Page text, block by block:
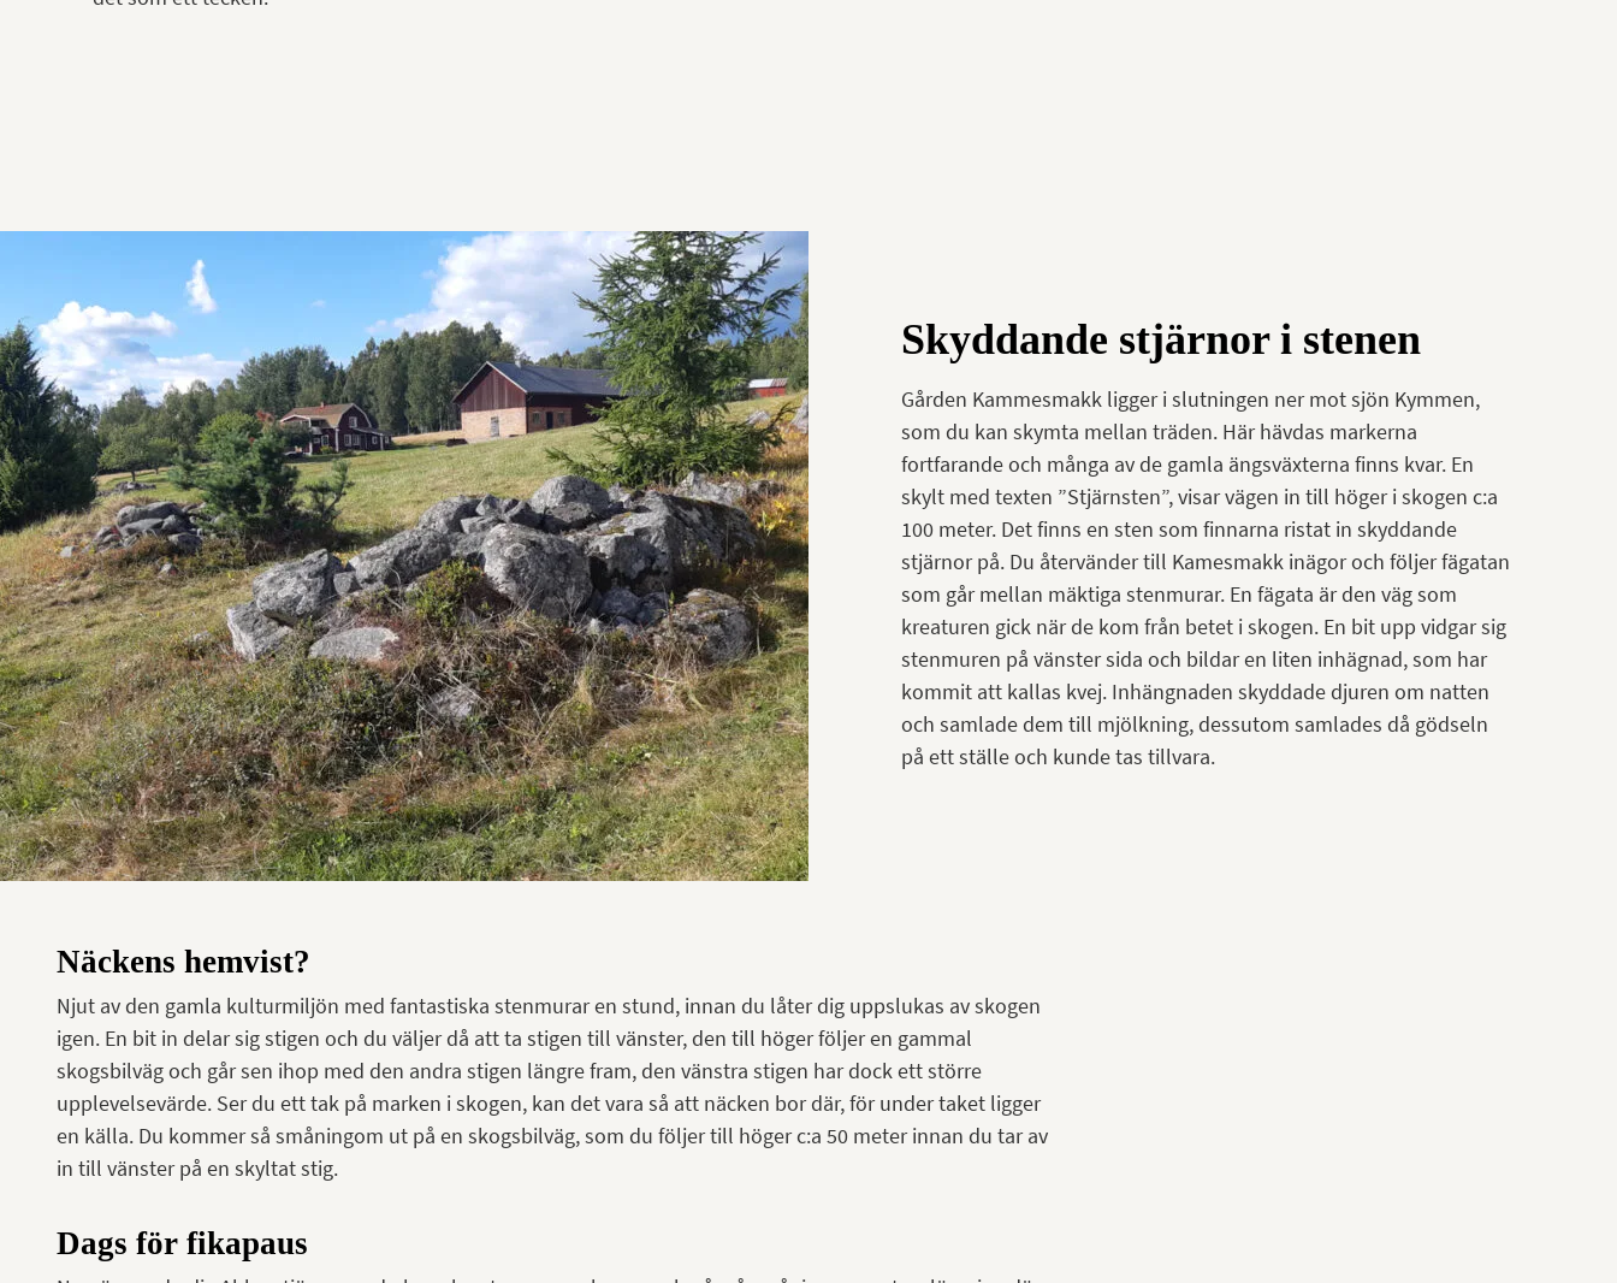
Skyddande stjärnor i stenen
Gården Kammesmakk ligger i slutningen ner mot sjön Kymmen,
som du kan skymta mellan träden. Här hävdas markerna
fortfarande och många av de gamla ängsväxterna finns kvar. En
skylt med texten ”Stjärnsten”, visar vägen in till höger i skogen c:a
100 meter. Det finns en sten som finnarna ristat in skyddande
stjärnor på. Du återvänder till Kamesmakk inägor och följer fägatan
som går mellan mäktiga stenmurar. En fägata är den väg som
kreaturen gick när de kom från betet i skogen. En bit upp vidgar sig
stenmuren på vänster sida och bildar en liten inhägnad, som har
kommit att kallas kvej. Inhängnaden skyddade djuren om natten
och samlade dem till mjölkning, dessutom samlades då gödseln
på ett ställe och kunde tas tillvara.
Näckens hemvist?
Njut av den gamla kulturmiljön med fantastiska stenmurar en stund, innan du låter dig uppslukas av skogen
igen. En bit in delar sig stigen och du väljer då att ta stigen till vänster, den till höger följer en gammal
skogsbilväg och går sen ihop med den andra stigen längre fram, den vänstra stigen har dock ett större
upplevelsevärde. Ser du ett tak på marken i skogen, kan det vara så att näcken bor där, för under taket ligger
en källa. Du kommer så småningom ut på en skogsbilväg, som du följer till höger c:a 50 meter innan du tar av
in till vänster på en skyltat stig.
Dags för fikapaus